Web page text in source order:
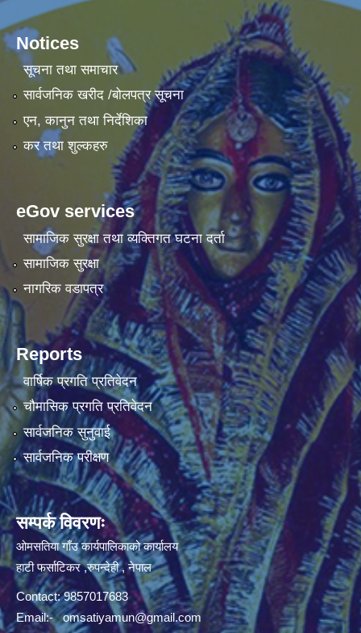
Notices
सूचना तथा समाचार
सार्वजनिक खरीद /बोलपत्र सूचना
एन, कानुन तथा निर्देशिका
कर तथा शुल्कहरु
eGov services
सामाजिक सुरक्षा तथा व्यक्तिगत घटना दर्ता
सामाजिक सुरक्षा
नागरिक वडापत्र
Reports
वार्षिक प्रगति प्रतिवेदन
चौमासिक प्रगति प्रतिवेदन
सार्वजनिक सुनुवाई
सार्वजनिक परीक्षण
सम्पर्क विवरणः
ओमसतिया गाँउ कार्यपालिकाको कार्यालय
हाटी फर्साटिकर ,रुपन्देही , नेपाल
Contact: 9857017683
Email:-omsatiyamun@gmail.com